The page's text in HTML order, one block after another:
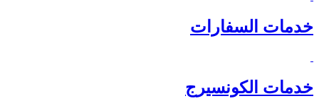
خدمات السفارات
خدمات الكونسيرج